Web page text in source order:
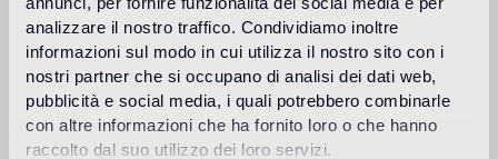
analizzare il nostro traffico. Condividiamo inoltre
informazioni sul modo in cui utilizza il nostro sito con i
nostri partner che si occupano di analisi dei dati web,
pubblicità e social media, i quali potrebbero combinarle
con altre informazioni che ha fornito loro o che hanno
raccolto dal suo utilizzo dei loro servizi.
Anwendungsbereich
Boden in Innenräumen
commerciali